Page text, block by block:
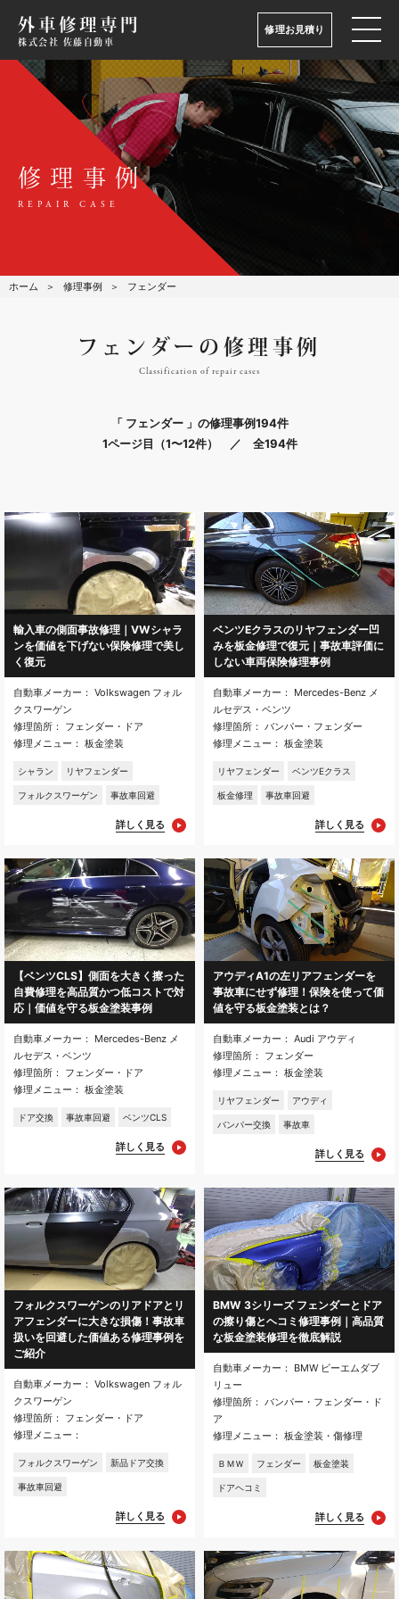
外車修理専門
株式会社 佐藤自動車
修理お見積り
修理事例
REPAIR CASE
ホーム 修理事例 フェンダー
フェンダーの修理事例
Classification of repair cases
「 フェンダー 」の修理事例194件
1ページ目（1〜12件） ／ 全194件
輸入車の側面事故修理｜VWシャラ
ンを価値を下げない保険修理で美し
く復元
自動車メーカー： Volkswagen フォル
クスワーゲン
修理箇所： フェンダー・ドア
修理メニュー： 板金塗装
シャラン リヤフェンダー
フォルクスワーゲン 事故車回避
詳しく見る
ベンツEクラスのリヤフェンダー凹
みを板金修理で復元｜事故車評価に
しない車両保険修理事例
自動車メーカー： Mercedes-Benz メ
ルセデス・ベンツ
修理箇所： バンパー・フェンダー
修理メニュー： 板金塗装
リヤフェンダー ベンツEクラス
板金修理 事故車回避
詳しく見る
【ベンツCLS】側面を大きく擦った
自費修理を高品質かつ低コストで対
応｜価値を守る板金塗装事例
自動車メーカー： Mercedes-Benz メ
ルセデス・ベンツ
修理箇所： フェンダー・ドア
修理メニュー： 板金塗装
ドア交換 事故車回避 ベンツCLS
詳しく見る
アウディA1の左リアフェンダーを
事故車にせず修理！保険を使って価
値を守る板金塗装とは？
自動車メーカー： Audi アウディ
修理箇所： フェンダー
修理メニュー： 板金塗装
リヤフェンダー アウディ
バンパー交換 事故車
詳しく見る
フォルクスワーゲンのリアドアとリ
アフェンダーに大きな損傷！事故車
扱いを回避した価値ある修理事例を
ご紹介
自動車メーカー： Volkswagen フォル
クスワーゲン
修理箇所： フェンダー・ドア
修理メニュー：
フォルクスワーゲン 新品ドア交換
事故車回避
詳しく見る
BMW 3シリーズ フェンダーとドア
の擦り傷とヘコミ修理事例｜高品質
な板金塗装修理を徹底解説
自動車メーカー： BMW ビーエムダブ
リュー
修理箇所： バンパー・フェンダー・ド
ア
修理メニュー： 板金塗装・傷修理
ＢＭＷ フェンダー 板金塗装
ドアヘコミ
詳しく見る